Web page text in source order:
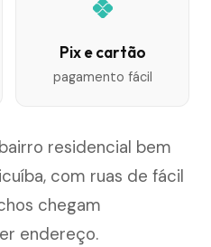
Pix e cartão
pagamento fácil
residencial bem
com ruas de fácil
chegam
endereço.